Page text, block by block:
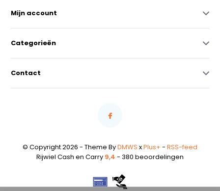
Mijn account
Categorieën
Contact
© Copyright 2026 - Theme ByDMWS xPlus+ - RSS-feed
Rijwiel Cash en Carry 9,4 - 380 beoordelingen